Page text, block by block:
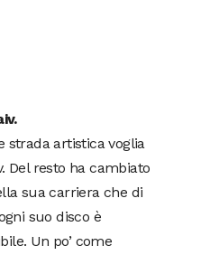
strada artistica voglia
Del resto ha cambiato
sua carriera che di
suo disco è
Un po’ come